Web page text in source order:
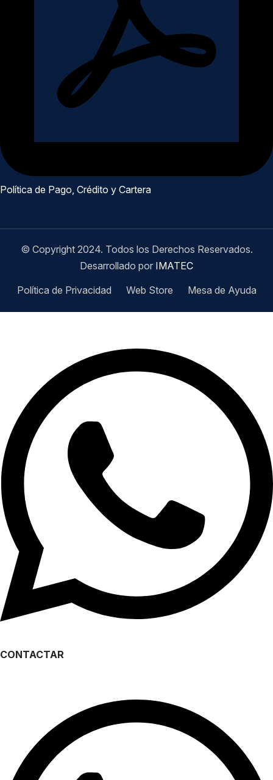
Política de Pago, Crédito y Cartera
© Copyright 2024. Todos los Derechos Reservados.
Desarrollado por IMATEC
Política de Privacidad
Web Store Mesa de Ayuda
CONTACTAR